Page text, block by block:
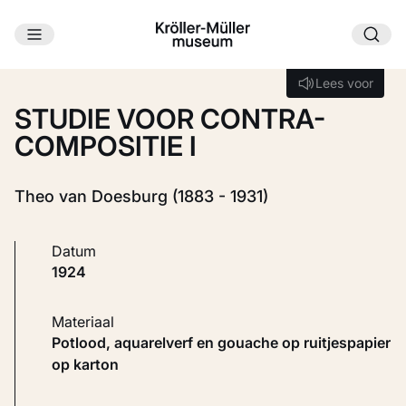
Ga naar hoofdinhoud
Lees voor
Lees voor
STUDIE VOOR CONTRA-
COMPOSITIE I
Theo van Doesburg (1883 - 1931)
Datum
1924
Materiaal
Potlood, aquarelverf en gouache op ruitjespapier
op karton